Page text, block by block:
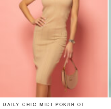
DAILY CHIC MIDI РОКЛЯ ОТ